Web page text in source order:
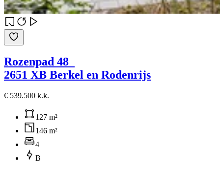
Rozenpad 48
2651 XB Berkel en Rodenrijs
€ 539.500 k.k.
127 m²
146 m²
4
B